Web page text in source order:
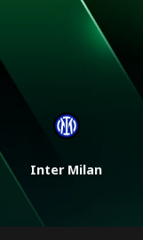
Inter Milan